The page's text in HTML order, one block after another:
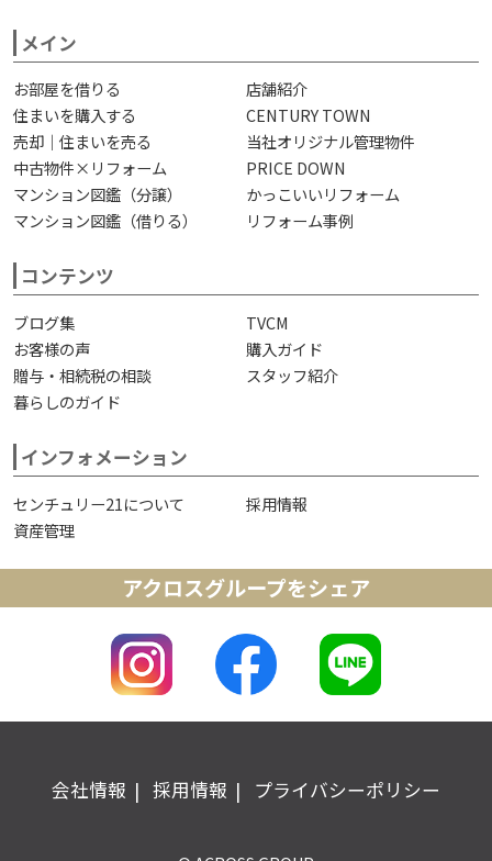
メイン
お部屋を借りる
店舗紹介
住まいを購入する
CENTURY TOWN
売却｜住まいを売る
当社オリジナル管理物件
中古物件×リフォーム
PRICE DOWN
マンション図鑑（分譲）
かっこいいリフォーム
マンション図鑑（借りる）
リフォーム事例
コンテンツ
ブログ集
TVCM
お客様の声
購入ガイド
贈与・相続税の相談
スタッフ紹介
暮らしのガイド
インフォメーション
センチュリー21について
採用情報
資産管理
アクロスグループをシェア
会社情報 採用情報 プライバシーポリシー